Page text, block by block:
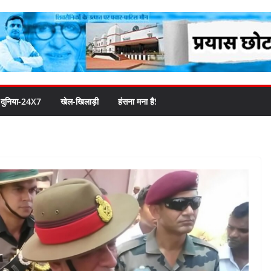
दुनिया-24X7 खेल-खिलाड़ी हंसना मना है!